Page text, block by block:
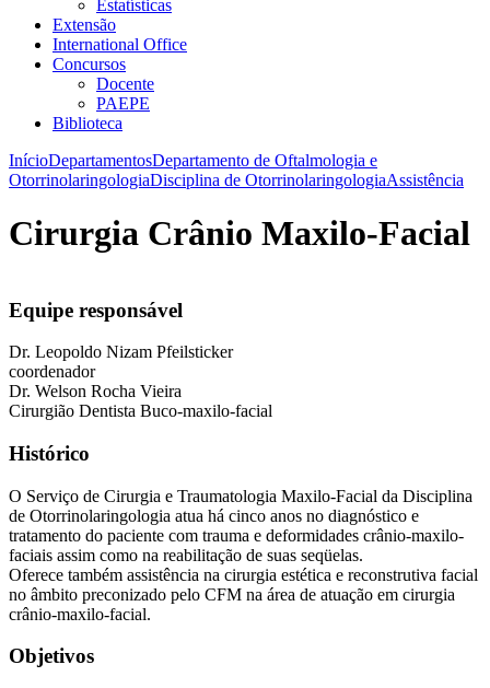
Estatísticas
Extensão
International Office
Concursos
Docente
PAEPE
Biblioteca
InícioDepartamentosDepartamento de Oftalmologia e
OtorrinolaringologiaDisciplina de OtorrinolaringologiaAssistência
Cirurgia Crânio Maxilo-Facial
Equipe responsável
Dr. Leopoldo Nizam Pfeilsticker
coordenador
Dr. Welson Rocha Vieira
Cirurgião Dentista Buco-maxilo-facial
Histórico
O Serviço de Cirurgia e Traumatologia Maxilo-Facial da Disciplina
de Otorrinolaringologia atua há cinco anos no diagnóstico e
tratamento do paciente com trauma e deformidades crânio-maxilo-
faciais assim como na reabilitação de suas seqüelas.
Oferece também assistência na cirurgia estética e reconstrutiva facial
no âmbito preconizado pelo CFM na área de atuação em cirurgia
crânio-maxilo-facial.
Objetivos